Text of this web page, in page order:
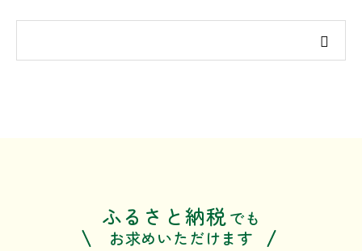
ふるさと納税でも
お求めいただけます